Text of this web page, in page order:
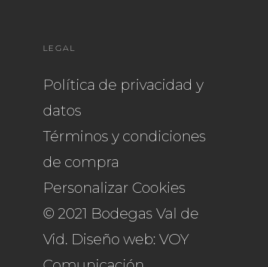
LEGAL
Política de privacidad y
datos
Términos y condiciones
de compra
Personalizar Cookies
© 2021 Bodegas Val de
Vid. Diseño web: VOY